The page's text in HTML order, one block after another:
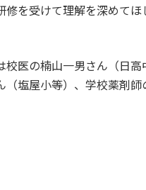
を受けて理解を深めて
医の楠山一男さん（日
塩屋小等）、学校薬剤師